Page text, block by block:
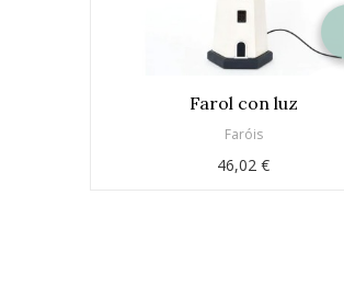
Farol con luz
Faróis
46,02 €